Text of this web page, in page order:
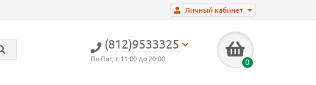
Личный кабинет
(812)9533325
Пн-Пят, с 11:00 до 20:00 0